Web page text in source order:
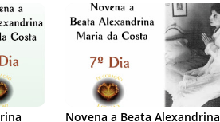
Novena a Beata Alexandrina